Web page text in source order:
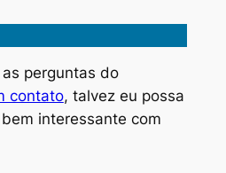
perguntas do
contato, talvez eu possa
interessante com